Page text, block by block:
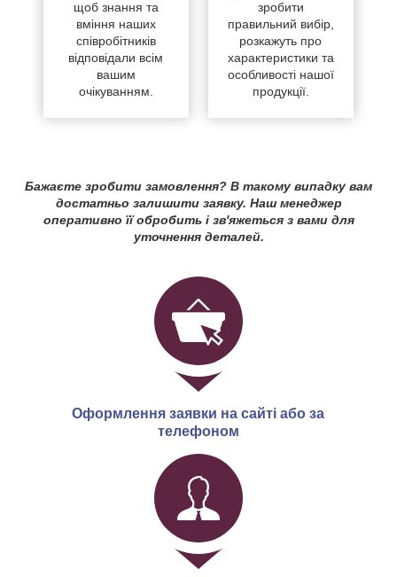
щоб знання та
вміння наших
співробітників
відповідали всім
вашим
очікуванням.
зробити
правильний вибір,
розкажуть про
характеристики та
особливості нашої
продукції.
Бажаєте зробити замовлення? В такому випадку вам
достатньо залишити заявку. Наш менеджер
оперативно її обробить і зв'яжеться з вами для
уточнення деталей.
Оформлення заявки на сайті або за
телефоном